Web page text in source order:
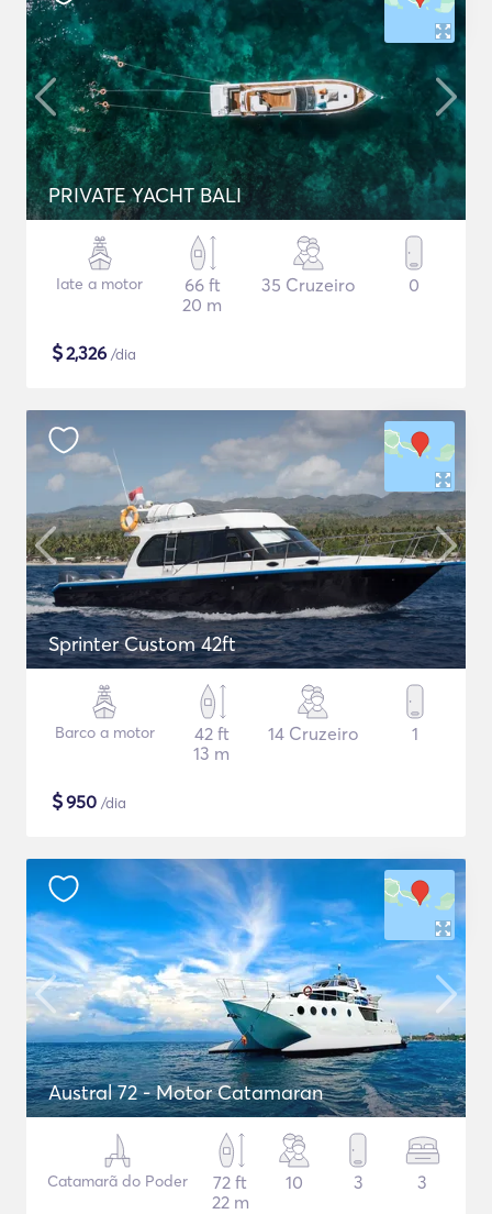
PRIVATE YACHT BALI
Iate a motor
66 ft
20 m
35 Cruzeiro 0
$2,326 /dia
Sprinter Custom 42ft
Barco a motor
42 ft
13 m
14 Cruzeiro 1
$950 /dia
Austral 72 - Motor Catamaran
Catamarã do Poder
72 ft
22 m
10 3 3